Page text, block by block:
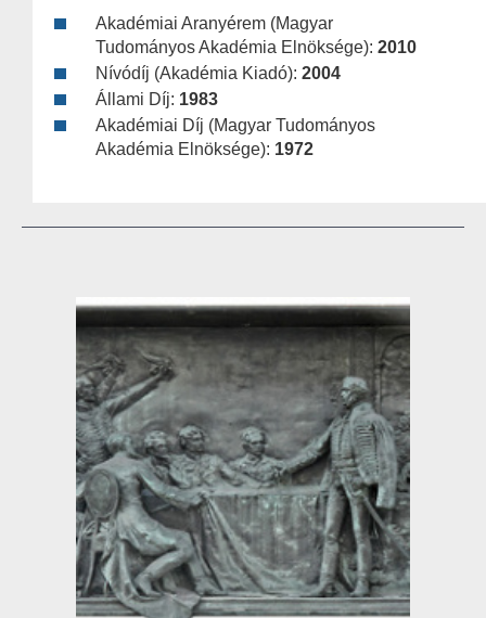
Akadémiai Aranyérem (Magyar
Tudományos Akadémia Elnöksége): 2010
Nívódíj (Akadémia Kiadó): 2004
Állami Díj: 1983
Akadémiai Díj (Magyar Tudományos
Akadémia Elnöksége): 1972